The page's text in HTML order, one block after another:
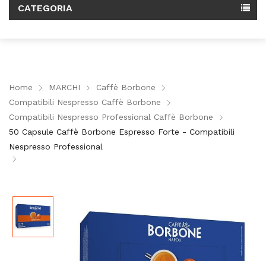
CATEGORIA
Home MARCHI
Caffè Borbone
Compatibili Nespresso Caffè Borbone
Compatibili Nespresso Professional Caffè Borbone
50 Capsule Caffè Borbone Espresso Forte - Compatibili
Nespresso Professional